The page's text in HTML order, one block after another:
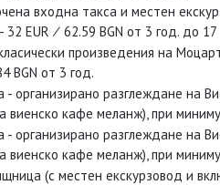
входна такса и местен
EUR ∕ 62.59 BGN от 3 год. до 17
произведения на
BGN от 3 год.
- организирано разглеждане на
кафе меланж), при
- организирано разглеждане на
кафе меланж), при
(с местен екскурзовод и